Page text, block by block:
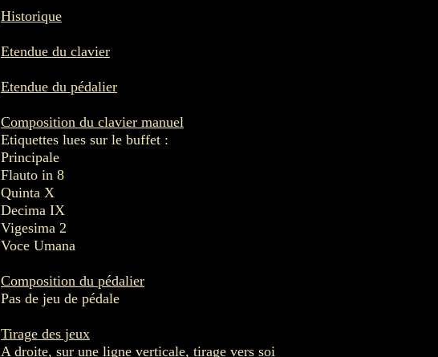
Historique
Etendue du clavier
Etendue du pédalier
Composition du clavier manuel
Etiquettes lues sur le buffet :
Principale
Flauto in 8
Quinta X
Decima IX
Vigesima 2
Voce Umana
Composition du pédalier
Pas de jeu de pédale
Tirage des jeux
A droite, sur une ligne verticale, tirage vers soi